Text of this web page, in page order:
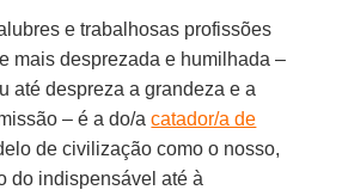
e trabalhosas profissões
mais desprezada e humilhada –
até despreza a grandeza e a
– é a do/acatador/a de
de civilização como o nosso,
do indispensável até à